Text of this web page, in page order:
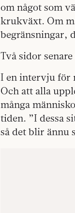
om något som
krukväxt. Om
begränsningar,
Två sidor
I en intervju för
Och att alla
många
tiden. ”I dessa
så det blir ännu